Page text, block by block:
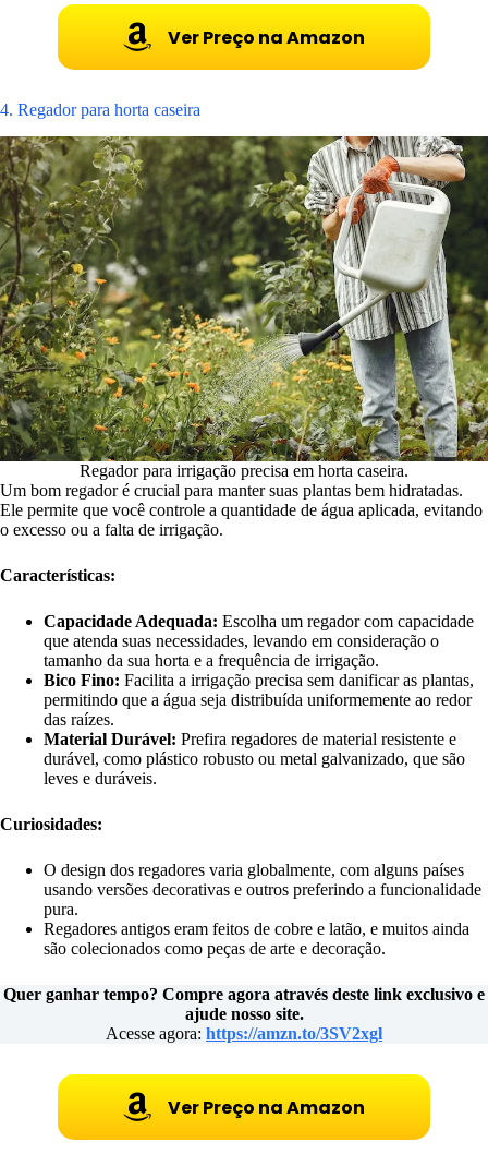
Ver Preço na Amazon
4. Regador para horta caseira
Regador para irrigação precisa em horta caseira.
Um bom regador é crucial para manter suas plantas bem hidratadas.
Ele permite que você controle a quantidade de água aplicada, evitando
o excesso ou a falta de irrigação.
Características:
Capacidade Adequada: Escolha um regador com capacidade
que atenda suas necessidades, levando em consideração o
tamanho da sua horta e a frequência de irrigação.
Bico Fino: Facilita a irrigação precisa sem danificar as plantas,
permitindo que a água seja distribuída uniformemente ao redor
das raízes.
Material Durável: Prefira regadores de material resistente e
durável, como plástico robusto ou metal galvanizado, que são
leves e duráveis.
Curiosidades:
O design dos regadores varia globalmente, com alguns países
usando versões decorativas e outros preferindo a funcionalidade
pura.
Regadores antigos eram feitos de cobre e latão, e muitos ainda
são colecionados como peças de arte e decoração.
Quer ganhar tempo? Compre agora através deste link exclusivo e
ajude nosso site.
Acesse agora: https://amzn.to/3SV2xgl
Ver Preço na Amazon